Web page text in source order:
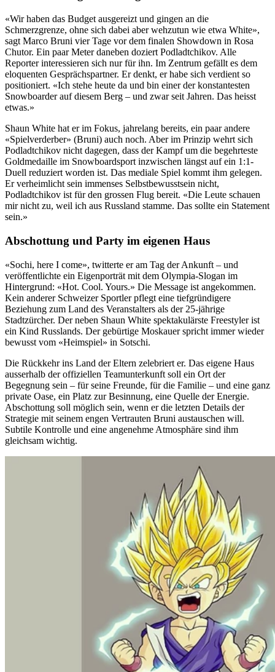
«Wir haben das Budget ausgereizt und gingen an die
Schmerzgrenze, ohne sich dabei aber wehzutun wie etwa White»,
sagt Marco Bruni vier Tage vor dem finalen Showdown in Rosa
Chutor. Ein paar Meter daneben doziert Podladtchikov. Alle
Reporter interessieren sich nur für ihn. Im Zentrum gefällt es dem
eloquenten Gesprächspartner. Er denkt, er habe sich verdient so
positioniert. «Ich stehe heute da und bin einer der konstantesten
Snowboarder auf diesem Berg – und zwar seit Jahren. Das heisst
etwas.»
Shaun White hat er im Fokus, jahrelang bereits, ein paar andere
«Spielverderber» (Bruni) auch noch. Aber im Prinzip wehrt sich
Podladtchikov nicht dagegen, dass der Kampf um die begehrteste
Goldmedaille im Snowboardsport inzwischen längst auf ein 1:1-
Duell reduziert worden ist. Das mediale Spiel kommt ihm gelegen.
Er verheimlicht sein immenses Selbstbewusstsein nicht,
Podladtchikov ist für den grossen Flug bereit. «Die Leute schauen
mir nicht zu, weil ich aus Russland stamme. Das sollte ein Statement
sein.»
Abschottung und Party im eigenen Haus
«Sochi, here I come», twitterte er am Tag der Ankunft – und
veröffentlichte ein Eigenporträt mit dem Olympia-Slogan im
Hintergrund: «Hot. Cool. Yours.» Die Message ist angekommen.
Kein anderer Schweizer Sportler pflegt eine tiefgründigere
Beziehung zum Land des Veranstalters als der 25-jährige
Stadtzürcher. Der neben Shaun White spektakulärste Freestyler ist
ein Kind Russlands. Der gebürtige Moskauer spricht immer wieder
bewusst vom «Heimspiel» in Sotschi.
Die Rückkehr ins Land der Eltern zelebriert er. Das eigene Haus
ausserhalb der offiziellen Teamunterkunft soll ein Ort der
Begegnung sein – für seine Freunde, für die Familie – und eine ganz
private Oase, ein Platz zur Besinnung, eine Quelle der Energie.
Abschottung soll möglich sein, wenn er die letzten Details der
Strategie mit seinem engen Vertrauten Bruni austauschen will.
Subtile Kontrolle und eine angenehme Atmosphäre sind ihm
gleichsam wichtig.